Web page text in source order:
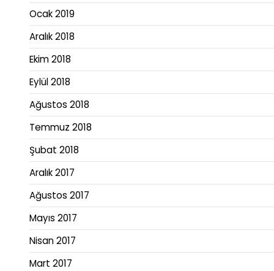
Ocak 2019
Aralık 2018
Ekim 2018
Eylül 2018
Ağustos 2018
Temmuz 2018
Şubat 2018
Aralık 2017
Ağustos 2017
Mayıs 2017
Nisan 2017
Mart 2017